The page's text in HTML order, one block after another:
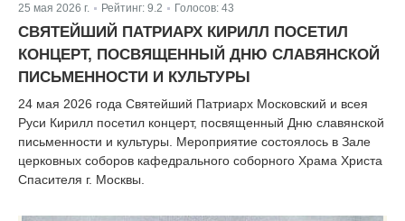
25 мая 2026 г. | Рейтинг: 9.2 Голосов: 43
СВЯТЕЙШИЙ ПАТРИАРХ КИРИЛЛ ПОСЕТИЛ
КОНЦЕРТ, ПОСВЯЩЕННЫЙ ДНЮ СЛАВЯНСКОЙ
ПИСЬМЕННОСТИ И КУЛЬТУРЫ
24 мая 2026 года Святейший Патриарх Московский и всея
Руси Кирилл посетил концерт, посвященный Дню славянской
письменности и культуры. Мероприятие состоялось в Зале
церковных соборов кафедрального соборного Храма Христа
Спасителя г. Москвы.